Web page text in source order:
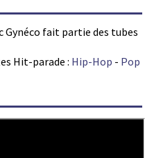
Gynéco fait partie des tubes
Hit-parade : Hip-Hop - Pop